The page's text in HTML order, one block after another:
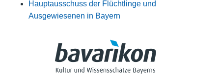
Hauptausschuss der Flüchtlinge und
Ausgewiesenen in Bayern